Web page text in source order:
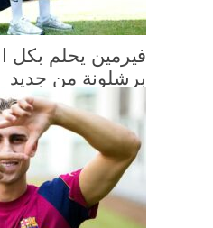
فيرمين يحلم بكل
برشلونة من جديد